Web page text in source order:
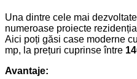
Una dintre cele mai
numeroase proiecte
Aici poți găsi case moderne
mp, la prețuri cuprinse între
Avantaje: